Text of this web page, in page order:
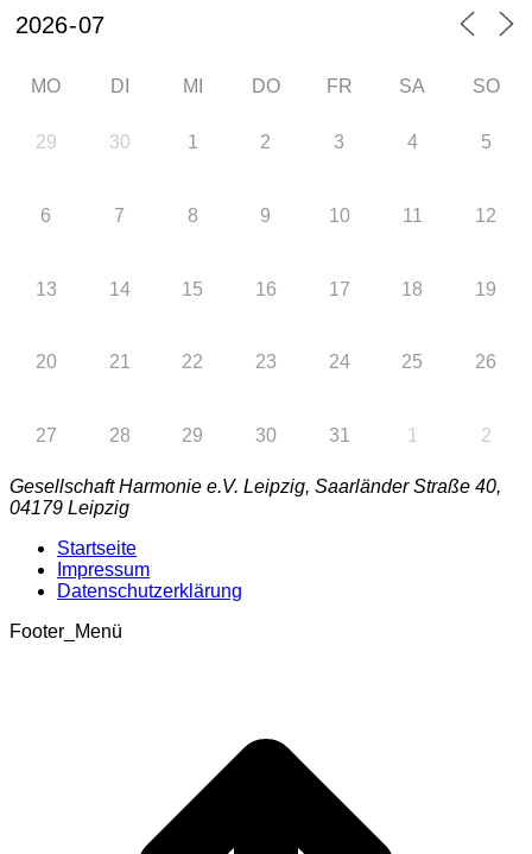
MO DI MI DO FR SA SO
29 30 1 2 3 4 5
6 7 8 9 10 11 12
13 14 15 16 17 18 19
20 21 22 23 24 25 26
27 28 29 30 31 1 2
Gesellschaft Harmonie e.V. Leipzig, Saarländer Straße 40,
04179 Leipzig
Startseite
Impressum
Datenschutzerklärung
Footer_Menü